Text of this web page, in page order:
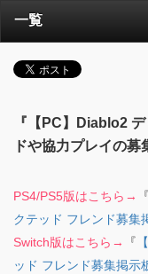
一覧
『【PC】Diablo2
ドや協力プレイの募
PS4/PS5版はこちら→ 『
クテッド フレンド募集
Switch版はこちら→
『
ッド フレンド募集掲示